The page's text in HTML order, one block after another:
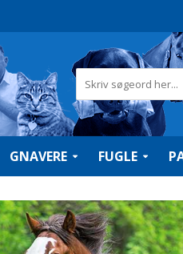
GNAVERE FUGLE